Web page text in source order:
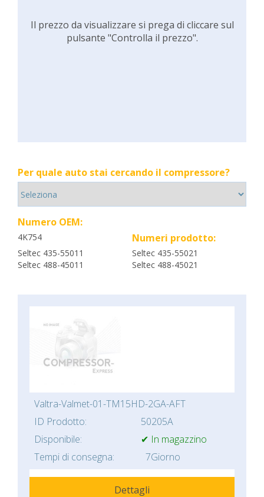
Il prezzo da visualizzare si prega di cliccare sul
pulsante "Controlla il prezzo".
Per quale auto stai cercando il compressore?
Numero OEM:
4K754 Numeri prodotto:
Seltec 435-55011
Seltec 435-55021
Seltec 488-45011
Seltec 488-45021
Valtra-Valmet-01-TM15HD-2GA-AFT
ID Prodotto:
50205A
Disponibile:
✔ In magazzino
Tempi di consegna:
7Giorno
Dettagli